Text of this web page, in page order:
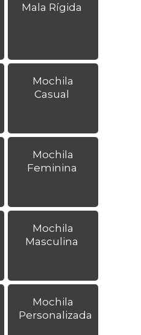
Mala Rígida
Mochila
Casual
Mochila
Feminina
Mochila
Masculina
Mochila
Personalizada